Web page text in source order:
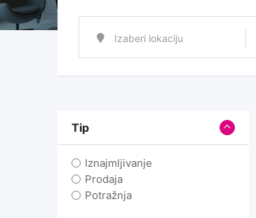
Tip
Iznajmljivanje
Prodaja
Potražnja